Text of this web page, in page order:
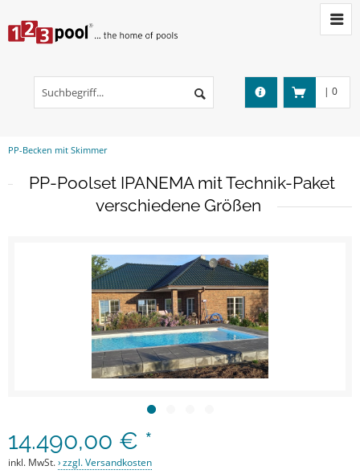
| 0
PP-Becken mit Skimmer
PP-Poolset IPANEMA mit Technik-Paket
verschiedene Größen
14.490,00 € *
inkl. MwSt. zzgl. Versandkosten